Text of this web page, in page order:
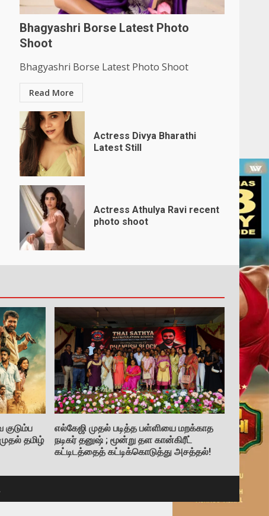
Bhagyashri Borse Latest Photo
Shoot
Bhagyashri Borse Latest Photo Shoot
Read More
Actress Divya Bharathi
Latest Still
Actress Athulya Ravi recent
photo shoot
தமிழ்
எல்கேஜி முதல் படித்த பள்ளியை மறக்காத
நடிகர் தனுஷ் ; மூன்று தள கான்கிரீட்
கட்டிடத்தைத் கட்டிக்கொடுத்து அசத்தல்!